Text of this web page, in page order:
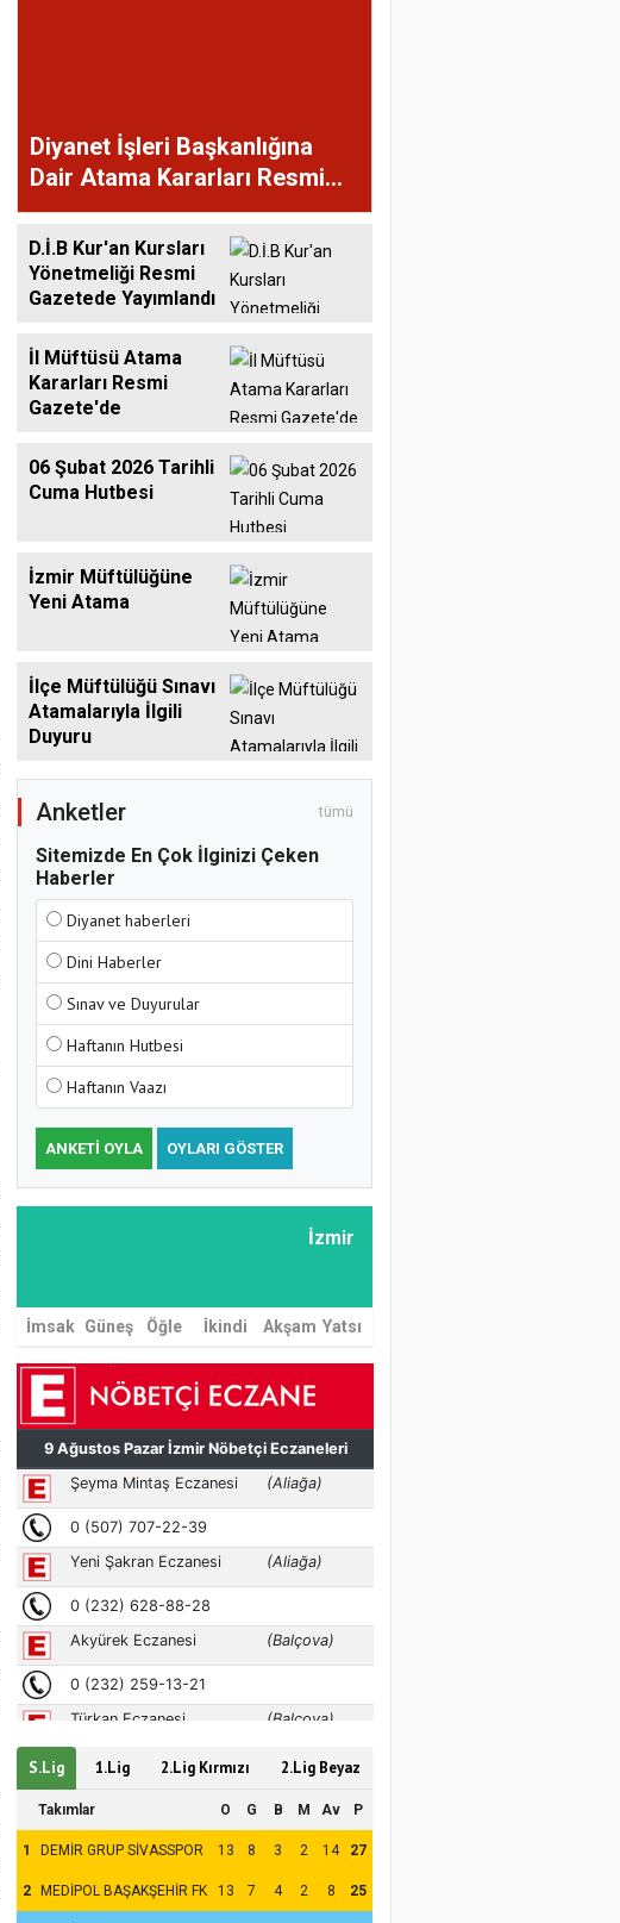
Diyanet İşleri Başkanlığına
Dair Atama Kararları Resmi
Gazete'de
D.İ.B Kur'an Kursları
Yönetmeliği Resmi
Gazetede Yayımlandı
İl Müftüsü Atama
Kararları Resmi
Gazete'de
06 Şubat 2026 Tarihli
Cuma Hutbesi
İzmir Müftülüğüne
Yeni Atama
İlçe Müftülüğü Sınavı
Atamalarıyla İlgili
Duyuru
Anketler tümü
Sitemizde En Çok İlginizi Çeken
Haberler
Diyanet haberleri
Dini Haberler
Sınav ve Duyurular
Haftanın Hutbesi
Haftanın Vaazı
ANKETI OYLA OYLARI GÖSTER
İzmir
İmsak Güneş Öğle İkindi Akşam Yatsı
S.Lig 1.Lig 2.Lig Kırmızı 2.Lig Beyaz
Takımlar O G B M Av P
1 DEMİR GRUP SİVASSPOR 13 8 3 2 14 27
2 MEDİPOL BAŞAKŞEHİR FK 13 7 4 2 8 25